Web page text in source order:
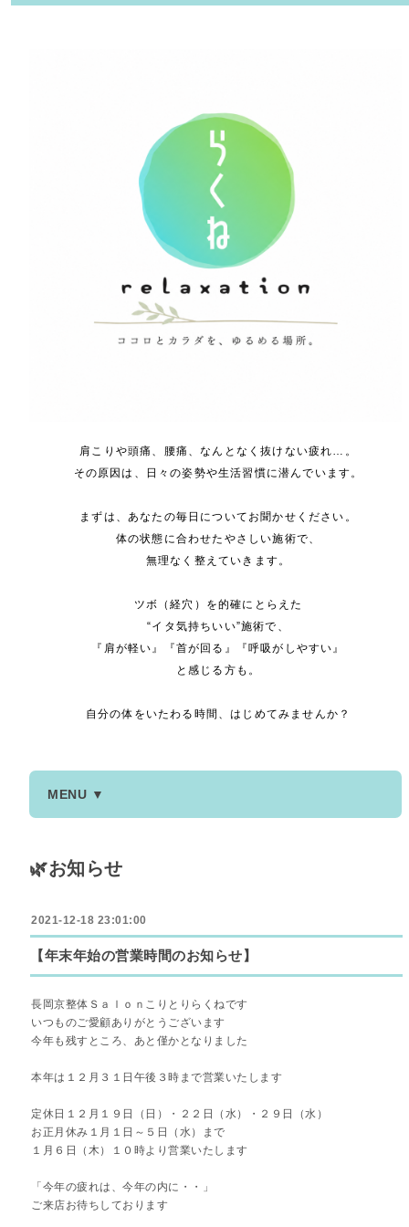
肩こりや頭痛、腰痛、なんとなく抜けない疲れ…。
その原因は、日々の姿勢や生活習慣に潜んでいます。
まずは、あなたの毎日についてお聞かせください。
体の状態に合わせたやさしい施術で、
無理なく整えていきます。
ツボ（経穴）を的確にとらえた
“イタ気持ちいい”施術で、
『肩が軽い』『首が回る』『呼吸がしやすい』
と感じる方も。
自分の体をいたわる時間、はじめてみませんか？
MENU ▼
🌿お知らせ
2021-12-18 23:01:00
【年末年始の営業時間のお知らせ】
長岡京整体Ｓａｌｏｎこりとりらくねです
いつものご愛顧ありがとうございます
今年も残すところ、あと僅かとなりました
本年は１２月３１日午後３時まで営業いたします
定休日１２月１９日（日）・２２日（水）・２９日（水）
お正月休み１月１日～５日（水）まで
１月６日（木）１０時より営業いたします
「今年の疲れは、今年の内に・・」
ご来店お待ちしております